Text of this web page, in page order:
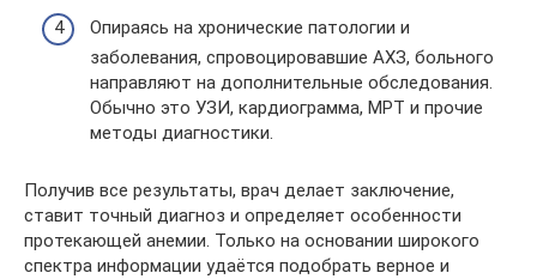
Опираясь на хронические патологии и
заболевания, спровоцировавшие АХЗ, больного
направляют на дополнительные обследования.
Обычно это УЗИ, кардиограмма, МРТ и прочие
методы диагностики.
Получив все результаты, врач делает заключение,
ставит точный диагноз и определяет особенности
протекающей анемии. Только на основании широкого
спектра информации удаётся подобрать верное и